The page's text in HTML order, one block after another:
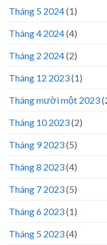
Tháng 5 2024(1)
Tháng 4 2024(4)
Tháng 2 2024(2)
Tháng 12 2023(1)
Tháng mười một 2023
Tháng 10 2023(2)
Tháng 9 2023(5)
Tháng 8 2023(4)
Tháng 7 2023(5)
Tháng 6 2023(1)
Tháng 5 2023(4)